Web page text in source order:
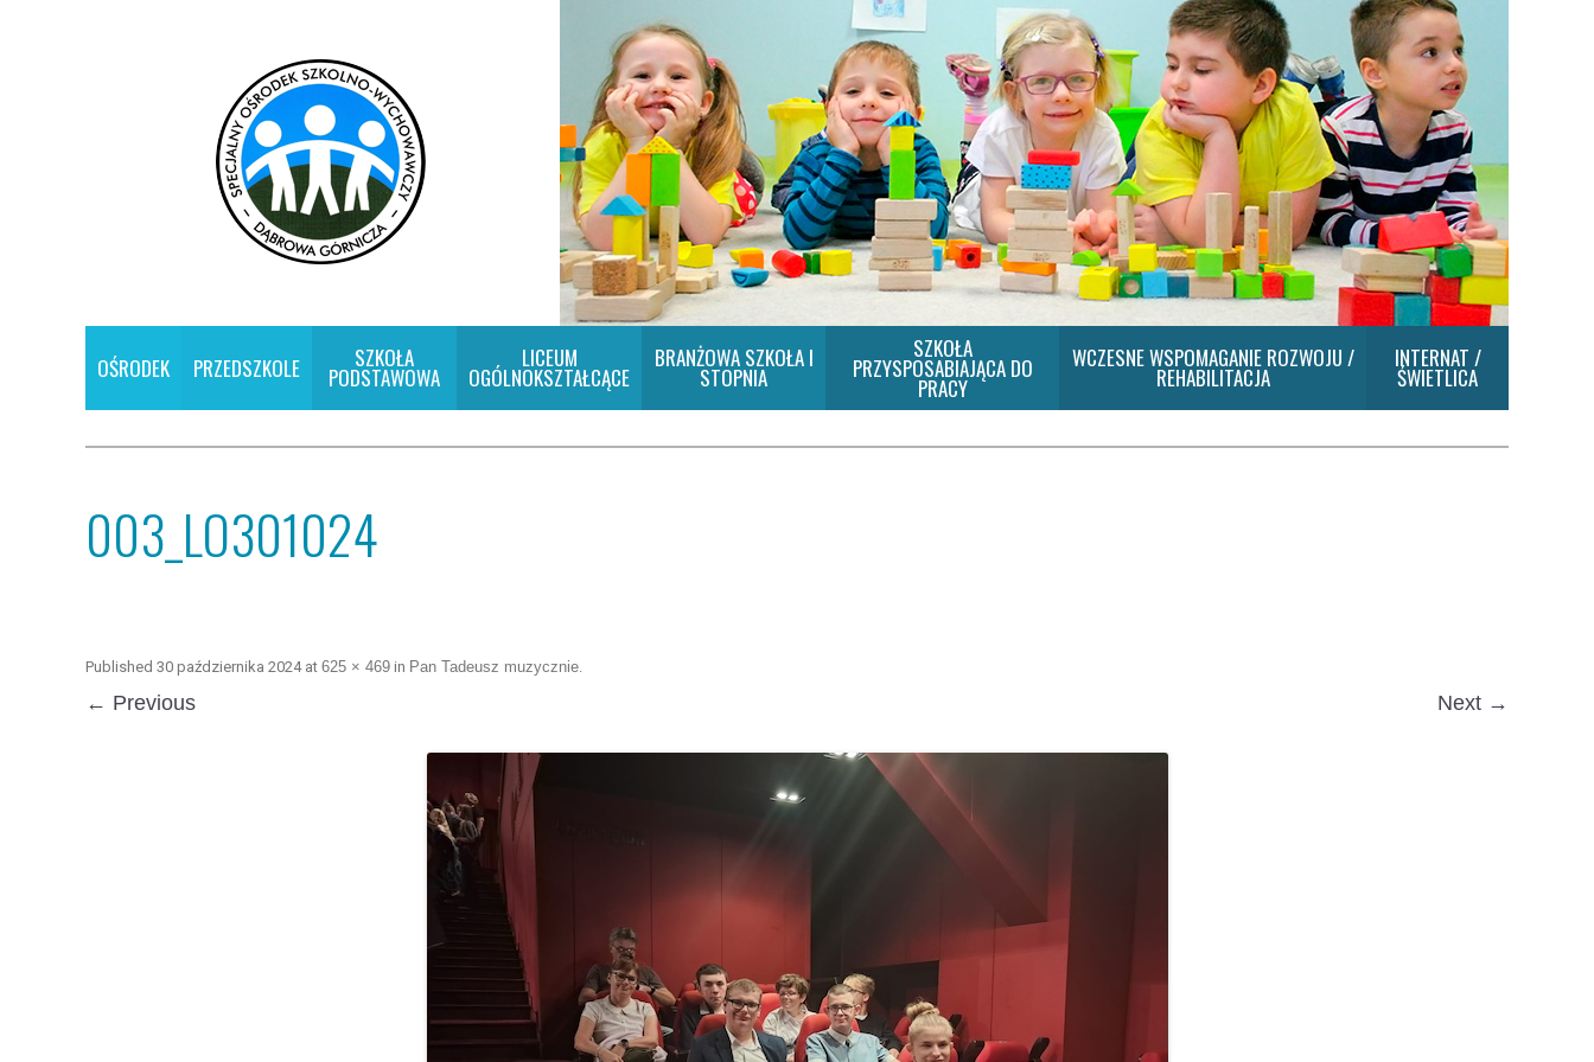
OŚRODEK PRZEDSZKOLE SZKOŁA
PODSTAWOWA
LICEUM
OGÓLNOKSZTAŁCĄCE
BRANŻOWA SZKOŁA I
STOPNIA
SZKOŁA
PRZYSPOSABIAJĄCA DO
PRACY
WCZESNE WSPOMAGANIE ROZWOJU /
REHABILITACJA
INTERNAT /
ŚWIETLICA
003_LO301024
Published 30 października 2024at 625 × 469 in Pan Tadeusz muzycznie.
← Previous Next →